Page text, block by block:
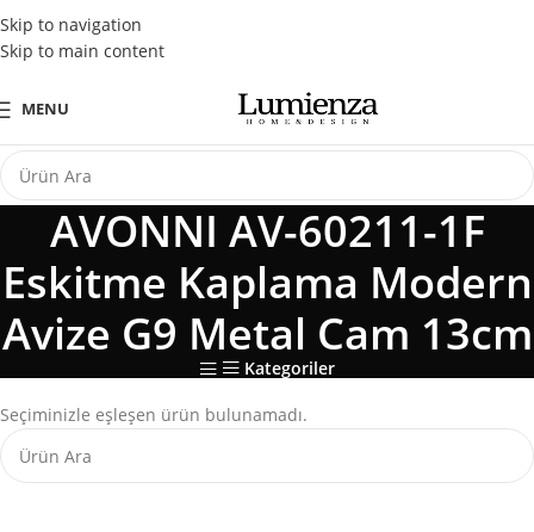
Skip to navigation
Skip to main content
Tüm Kredi Kartlarına Peşin Fiyatına 3 Taksit Fırsatı
MENU
AVONNI AV-60211-1F
Eskitme Kaplama Modern
Avize G9 Metal Cam 13cm
Kategoriler
Seçiminizle eşleşen ürün bulunamadı.